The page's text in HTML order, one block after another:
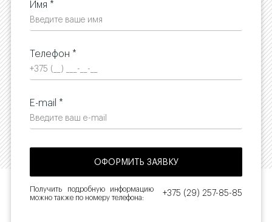
Имя *
Телефон *
E-mail *
Получить подробную информацию
можно также по номеру телефона:
+375 (29) 257-85-85